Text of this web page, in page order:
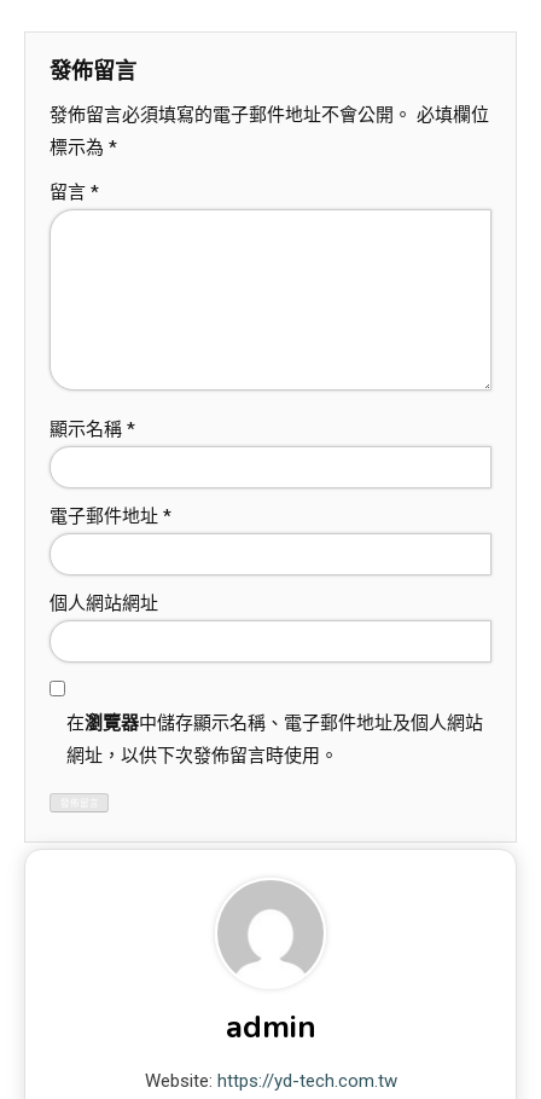
發佈留言
發佈留言必須填寫的電子郵件地址不會公開。 必填欄位
標示為 *
留言 *
顯示名稱 *
電子郵件地址 *
個人網站網址
在瀏覽器中儲存顯示名稱、電子郵件地址及個人網站
網址，以供下次發佈留言時使用。
admin
Website: https://yd-tech.com.tw